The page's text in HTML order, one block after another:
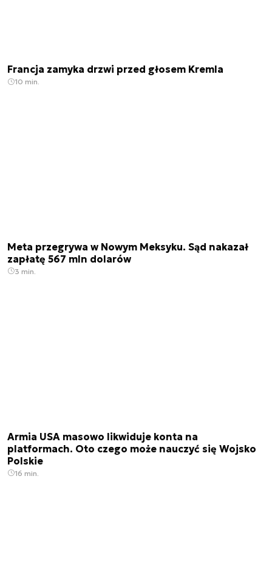
Francja zamyka drzwi przed głosem Kremla
10 min.
Meta przegrywa w Nowym Meksyku. Sąd nakazał
zapłatę 567 mln dolarów
3 min.
Armia USA masowo likwiduje konta na
platformach. Oto czego może nauczyć się Wojsko
Polskie
16 min.